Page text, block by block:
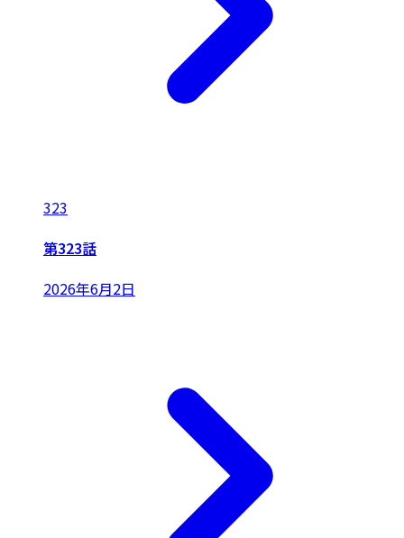
323
第323話
2026年6月2日